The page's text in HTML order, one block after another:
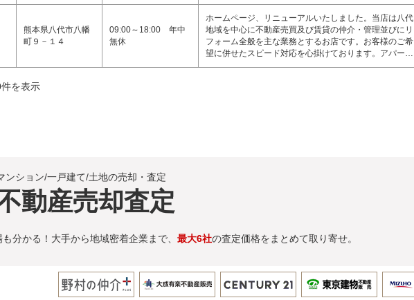
熊本県八代市八幡
町９－１４
09:00～18:00 年中
無休
ホームページ、リニューアルいたしました。当店は八代
地域を中心に不動産売買及び賃貸の仲介・管理並びにリ
フォーム全般を主な業務とするお店です。お客様のご希
望に併せたスピード対応を心掛けております。アパー…
件を表示
ンション/一戸建て/土地の売却・査定
動産売却査定
分かる！大手から地域密着企業まで、 最大6社の査定価格をまとめて取り寄せ。